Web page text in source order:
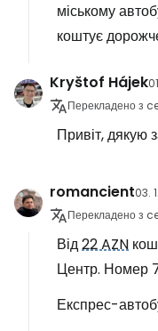
міському
коштує
Kryštof Hájek
Перекладено з
Привіт, дякую
romancient03.
Перекладено з
Від22 AZN
Центр. Номер
Експрес-